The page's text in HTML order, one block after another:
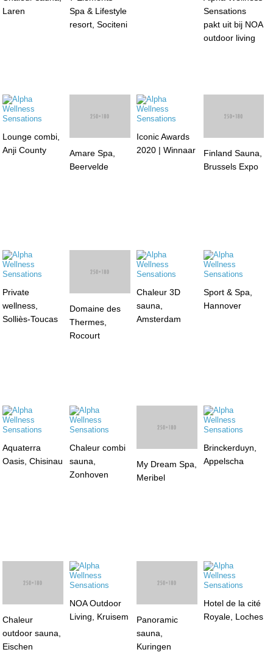
resort, Sociteni
pakt uit bij NOA
outdoor living
Lounge combi,
Anji County
Amare Spa,
Beervelde
Iconic Awards
2020 | Winnaar
Finland Sauna,
Brussels Expo
Private
wellness,
Solliès-Toucas
Domaine des
Thermes,
Rocourt
Chaleur 3D
sauna,
Amsterdam
Sport & Spa,
Hannover
Aquaterra
Oasis, Chisinau
Chaleur combi
sauna,
Zonhoven
My Dream Spa,
Meribel
Brinckerduyn,
Appelscha
Chaleur
outdoor sauna,
Eischen
NOA Outdoor
Living, Kruisem
Panoramic
sauna,
Kuringen
Hotel de la cité
Royale, Loches